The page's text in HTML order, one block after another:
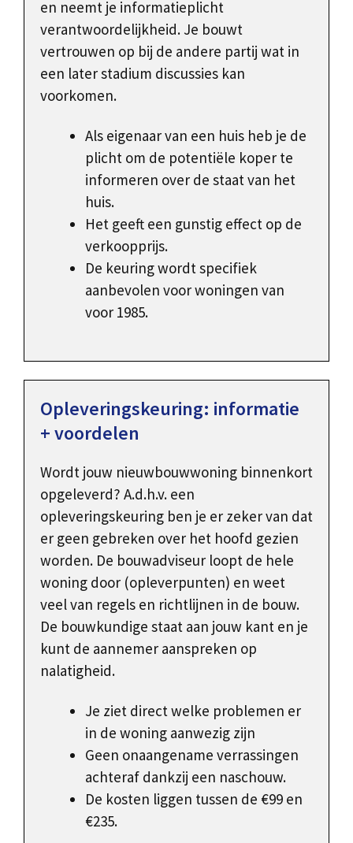
en neemt je informatieplicht
verantwoordelijkheid. Je bouwt
vertrouwen op bij de andere partij wat in
een later stadium discussies kan
voorkomen.
Als eigenaar van een huis heb je de
plicht om de potentiële koper te
informeren over de staat van het
huis.
Het geeft een gunstig effect op de
verkoopprijs.
De keuring wordt specifiek
aanbevolen voor woningen van
voor 1985.
Opleveringskeuring: informatie
+ voordelen
Wordt jouw nieuwbouwwoning binnenkort
opgeleverd? A.d.h.v. een
opleveringskeuring ben je er zeker van dat
er geen gebreken over het hoofd gezien
worden. De bouwadviseur loopt de hele
woning door (opleverpunten) en weet
veel van regels en richtlijnen in de bouw.
De bouwkundige staat aan jouw kant en je
kunt de aannemer aanspreken op
nalatigheid.
Je ziet direct welke problemen er
in de woning aanwezig zijn
Geen onaangename verrassingen
achteraf dankzij een naschouw.
De kosten liggen tussen de €99 en
€235.